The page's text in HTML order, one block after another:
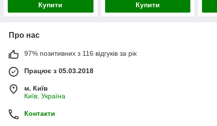
Купити Купити
Про нас
97% позитивних з 116 відгуків за рік
Працює з 05.03.2018
м. Київ
Київ, Україна
Контакти